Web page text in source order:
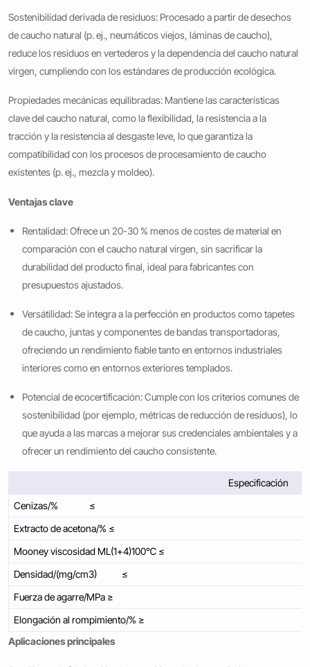
Sostenibilidad derivada de residuos: Procesado a partir de desechos
de caucho natural (p. ej., neumáticos viejos, láminas de caucho),
reduce los residuos en vertederos y la dependencia del caucho natural
virgen, cumpliendo con los estándares de producción ecológica.
Propiedades mecánicas equilibradas: Mantiene las características
clave del caucho natural, como la flexibilidad, la resistencia a la
tracción y la resistencia al desgaste leve, lo que garantiza la
compatibilidad con los procesos de procesamiento de caucho
existentes (p. ej., mezcla y moldeo).
Ventajas clave
Rentalidad: Ofrece un 20-30 % menos de costes de material en
comparación con el caucho natural virgen, sin sacrificar la
durabilidad del producto final, ideal para fabricantes con
presupuestos ajustados.
Versátilidad: Se integra a la perfección en productos como tapetes
de caucho, juntas y componentes de bandas transportadoras,
ofreciendo un rendimiento fiable tanto en entornos industriales
interiores como en entornos exteriores templados.
Potencial de ecocertificación: Cumple con los criterios comunes de
sostenibilidad (por ejemplo, métricas de reducción de residuos), lo
que ayuda a las marcas a mejorar sus credenciales ambientales y a
ofrecer un rendimiento del caucho consistente.
Especificación
Cenizas/% ≤
Extracto de acetona/% ≤
Mooney viscosidad ML(1+4)100℃ ≤
Densidad/(mg/cm3) ≤
Fuerza de agarre/MPa ≥
Elongación al rompimiento/% ≥
Aplicaciones principales